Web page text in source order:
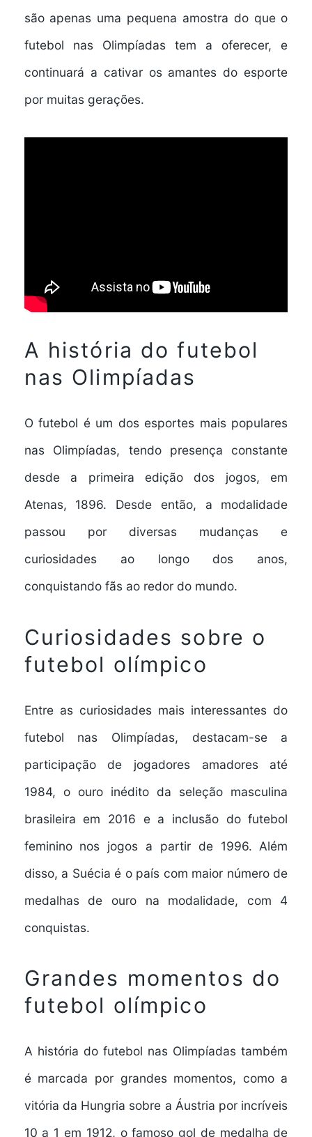
são apenas uma pequena amostra do que o
futebol nas Olimpíadas tem a oferecer, e
continuará a cativar os amantes do esporte
por muitas gerações.
A história do futebol
nas Olimpíadas
O futebol é um dos esportes mais populares
nas Olimpíadas, tendo presença constante
desde a primeira edição dos jogos, em
Atenas, 1896. Desde então, a modalidade
passou por diversas mudanças e
curiosidades ao longo dos anos,
conquistando fãs ao redor do mundo.
Curiosidades sobre o
futebol olímpico
Entre as curiosidades mais interessantes do
futebol nas Olimpíadas, destacam-se a
participação de jogadores amadores até
1984, o ouro inédito da seleção masculina
brasileira em 2016 e a inclusão do futebol
feminino nos jogos a partir de 1996. Além
disso, a Suécia é o país com maior número de
medalhas de ouro na modalidade, com 4
conquistas.
Grandes momentos do
futebol olímpico
A história do futebol nas Olimpíadas também
é marcada por grandes momentos, como a
vitória da Hungria sobre a Áustria por incríveis
10 a 1 em 1912, o famoso gol de medalha de